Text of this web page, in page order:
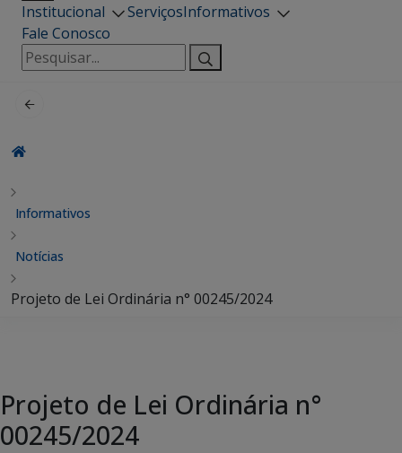
Institucional ServiçosInformativos
Fale Conosco
Pesquisar
por:
Informativos
Notícias
Projeto de Lei Ordinária n° 00245/2024
Projeto de Lei Ordinária n°
00245/2024